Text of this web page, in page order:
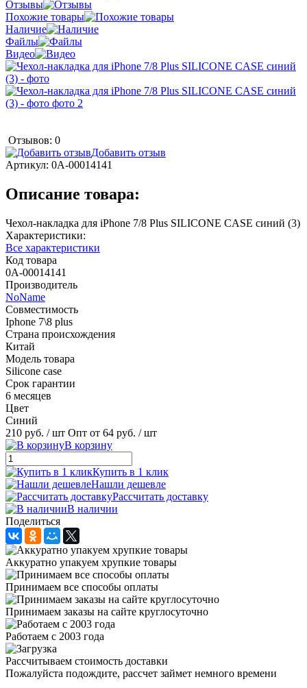
Отзывы
Похожие товары
Наличие
Файлы
Видео
Отзывов: 0
Добавить отзыв
Артикул: 0А-00014141
Описание товара:
Чехол-накладка для iPhone 7/8 Plus SILICONE CASE синий (3)
Характеристики:
Все характеристики
Код товара
0А-00014141
Производитель
NoName
Совместимость
Iphone 7\8 plus
Страна происхождения
Китай
Модель товара
Silicone case
Срок гарантии
6 месяцев
Цвет
Синий
210 руб. / шт Опт от 64 руб. / шт
В корзину
Купить в 1 клик
Нашли дешевле
Рассчитать доставку
В наличии
Поделиться
Аккуратно упакуем хрупкие товары
Принимаем все способы оплаты
Принимаем заказы на сайте круглосуточно
Работаем с 2003 года
Рассчитываем стоимость доставки
Пожалуйста подождите, рассчет займет немного времени